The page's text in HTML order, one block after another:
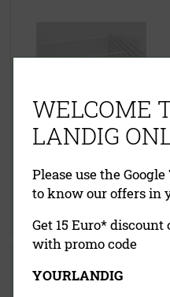
34,00 € (UVP)
inklusive MwSt.exkl.
Versandkosten
Jetzt kaufen
Zerwirkraum
WELCOME
LANDIG
Please use the
to know our offers in
Get 15 Euro*
with promo code
YOURLANDIG